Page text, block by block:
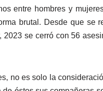
entre hombres y
brutal. Desde que se
se cerró con 56
no es solo la